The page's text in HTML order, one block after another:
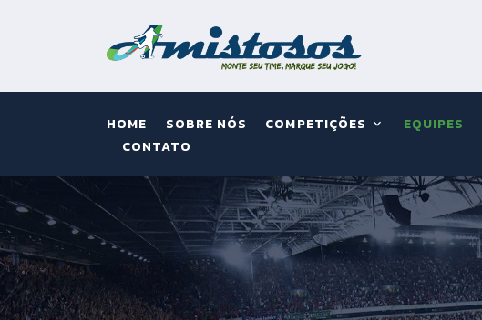
HOME SOBRE NÓS COMPETIÇÕES EQUIPES
CONTATO